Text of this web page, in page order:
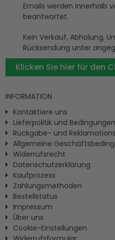
Emails werden innerhalb
beantwortet.
Kein Verkauf, Abholung,
Rücksendung unter
Klicken Sie hier für den
INFORMATION
Kontaktiere uns
Lieferpolitik und Bedingungen
Rückgabe- und
Allgemeine
Widerrufsrecht
Datenschutzerklärung
Kaufprozess
Zahlungsmethoden
Bestellstatus
Impressum
Ûber uns
Cookie-Einstellungen